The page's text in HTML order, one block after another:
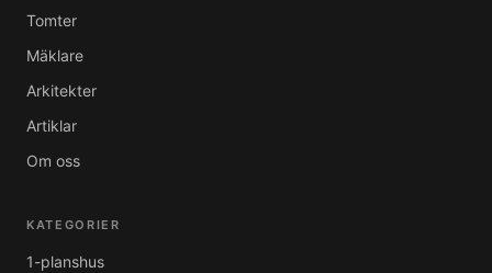
Tomter
Mäklare
Arkitekter
Artiklar
Om oss
KATEGORIER
1-planshus